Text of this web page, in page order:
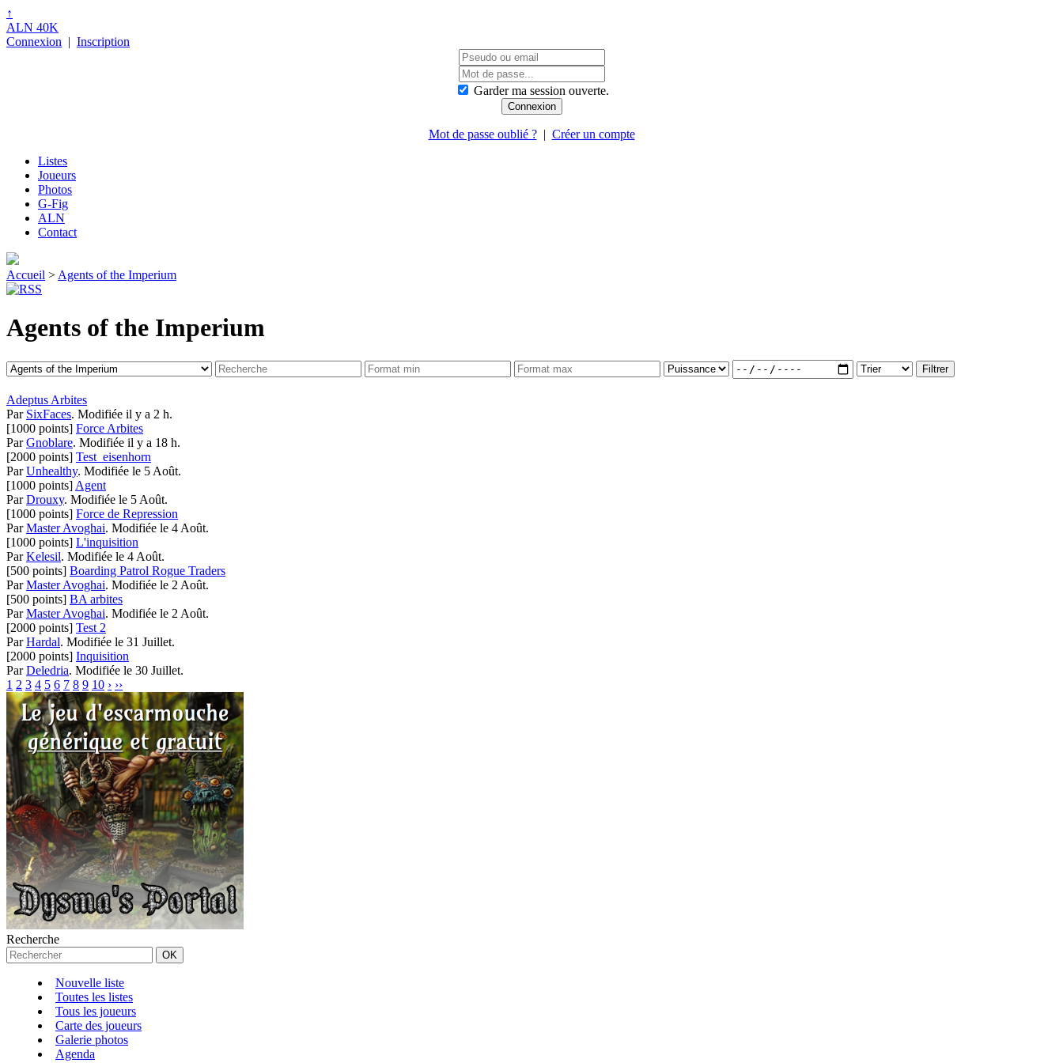
↑
ALN 40K
Connexion | Inscription
Garder ma session ouverte.
Mot de passe oublié ?| Créer un compte
Listes
Joueurs
Photos
G-Fig
ALN
Contact
Accueil > Agents of the Imperium
Agents of the Imperium
Adeptus Arbites
Par SixFaces. Modifiée il y a 2 h.
[1000 points] Force Arbites
ParGnoblare. Modifiée il y a 18 h.
[2000 points] Test_eisenhorn
ParUnhealthy. Modifiée le 5 Août.
[1000 points] Agent
ParDrouxy. Modifiée le 5 Août.
[1000 points] Force de Repression
ParMaster Avoghai. Modifiée le 4 Août.
[1000 points] L'inquisition
ParKelesil. Modifiée le 4 Août.
[500 points] Boarding Patrol Rogue Traders
ParMaster Avoghai. Modifiée le 2 Août.
[500 points] BA arbites
ParMaster Avoghai. Modifiée le 2 Août.
[2000 points] Test 2
ParHardal. Modifiée le 31 Juillet.
[2000 points] Inquisition
ParDeledria. Modifiée le 30 Juillet.
1 2 3 4 5 6 7 8 9 10 › ››
Recherche
Nouvelle liste
Toutes les listes
Tous les joueurs
Carte des joueurs
Galerie photos
Agenda